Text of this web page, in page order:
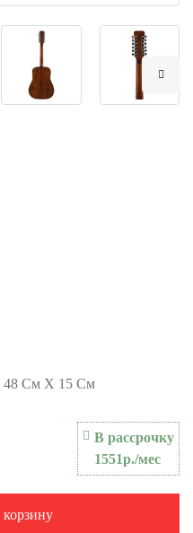
48 См X 15 См
В рассрочку
1551р./мес